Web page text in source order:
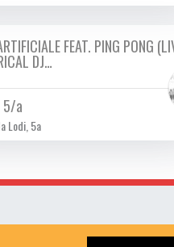
2023 FEAT. PING PONG
DJ…
5/a
Lodi, 5a